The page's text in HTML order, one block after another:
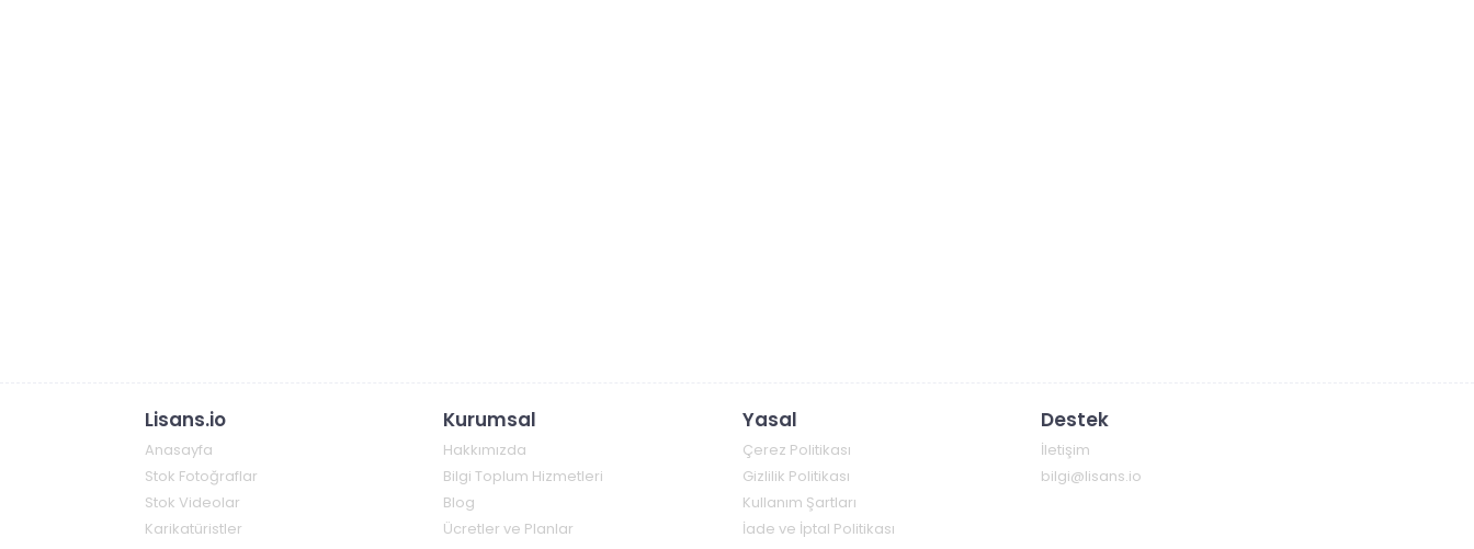
Lisans.io
Anasayfa
Stok Fotoğraflar
Stok Videolar
Karikatüristler
Kurumsal
Hakkımızda
Bilgi Toplum Hizmetleri
Blog
Ücretler ve Planlar
Yasal
Çerez Politikası
Gizlilik Politikası
Kullanım Şartları
İade ve İptal Politikası
Destek
İletişim
bilgi@lisans.io